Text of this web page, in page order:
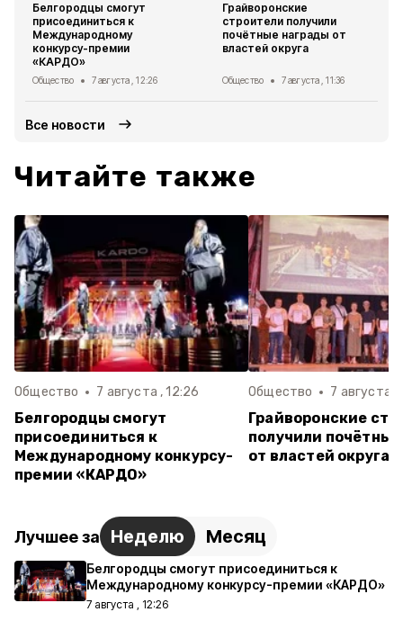
Белгородцы смогут
присоединиться к
Международному
конкурсу-премии
«КАРДО»
Общество 7 августа , 12:26
Грайворонские
строители получили
почётные награды от
властей округа
Общество 7 августа , 11:36
Все новости
Читайте также
Общество 7 августа , 12:26
Белгородцы смогут
присоединиться к
Международному конкурсу-
премии «КАРДО»
Общество 7 августа ,
Грайворонские
получили
от властей округа
Лучшее за Неделю Месяц
Белгородцы смогут присоединиться к
Международному конкурсу-премии «КАРДО»
7 августа , 12:26